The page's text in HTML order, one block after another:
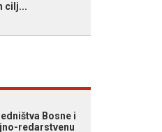
cilj...
Bosne i
redarstvenu